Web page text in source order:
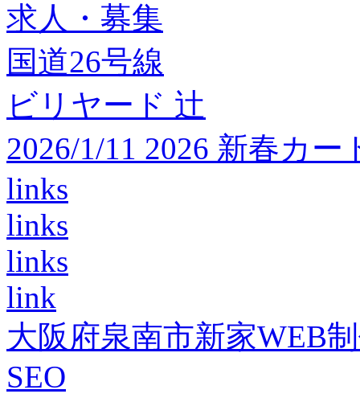
求人・募集
国道26号線
ビリヤード 辻
2026/1/11 2026 新春カ
links
links
links
link
大阪府泉南市新家WEB
SEO